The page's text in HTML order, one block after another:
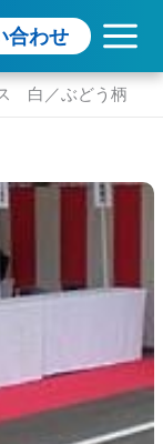
合わせ
白／ぶどう柄